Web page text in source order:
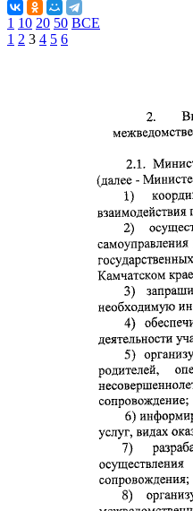
1 10 20 50 ВСЕ
1 2 3 4 5 6